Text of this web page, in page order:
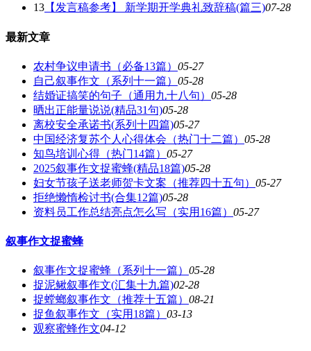
13 【发言稿参考】 新学期开学典礼致辞稿(篇三)07-28
最新文章
农村争议申请书（必备13篇） 05-27
自己叙事作文（系列十一篇） 05-28
结婚证搞笑的句子（通用九十八句） 05-28
晒出正能量说说(精品31句)05-28
离校安全承诺书(系列十四篇)05-27
中国经济复苏个人心得体会（热门十二篇） 05-28
知鸟培训心得（热门14篇） 05-27
2025叙事作文捉蜜蜂(精品18篇)05-28
妇女节孩子送老师贺卡文案（推荐四十五句） 05-27
拒绝懒惰检讨书(合集12篇)05-28
资料员工作总结亮点怎么写（实用16篇） 05-27
叙事作文捉蜜蜂
叙事作文捉蜜蜂（系列十一篇） 05-28
捉泥鳅叙事作文(汇集十九篇)02-28
捉螳螂叙事作文（推荐十五篇） 08-21
捉鱼叙事作文（实用18篇） 03-13
观察蜜蜂作文04-12